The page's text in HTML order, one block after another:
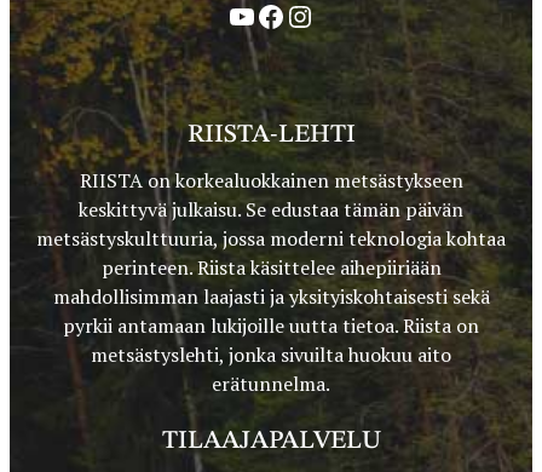
YouTube
Facebook
Instagram
RIISTA-LEHTI
RIISTA on korkealuokkainen metsästykseen
keskittyvä julkaisu. Se edustaa tämän päivän
metsästyskulttuuria, jossa moderni teknologia kohtaa
perinteen. Riista käsittelee aihepiiriään
mahdollisimman laajasti ja yksityiskohtaisesti sekä
pyrkii antamaan lukijoille uutta tietoa. Riista on
metsästyslehti, jonka sivuilta huokuu aito
erätunnelma.
TILAAJAPALVELU